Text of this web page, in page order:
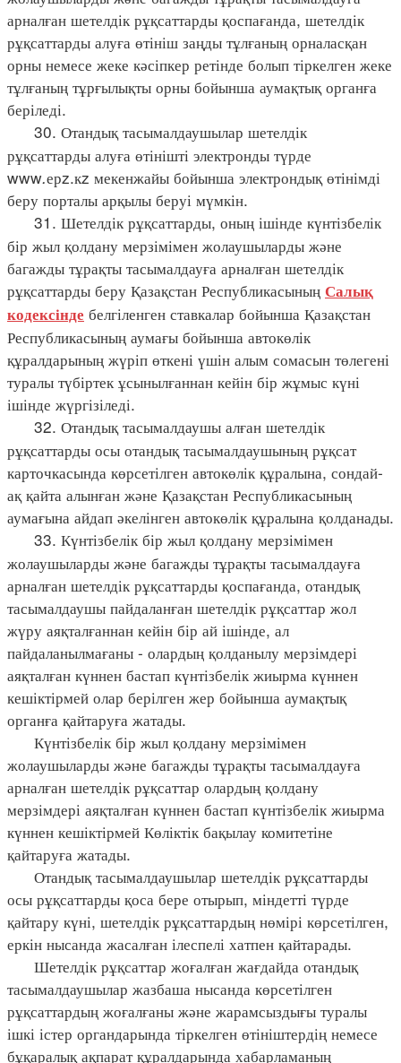
арналған шетелдік рұқсаттарды қоспағанда, шетелдік
рұқсаттарды алуға өтініш заңды тұлғаның орналасқан
орны немесе жеке кәсіпкер ретінде болып тіркелген жеке
тұлғаның тұрғылықты орны бойынша аумақтық органға
беріледі.
30. Отандық тасымалдаушылар шетелдік
рұқсаттарды алуға өтінішті электронды түрде
www.ерz.кz мекенжайы бойынша электрондық өтінімді
беру порталы арқылы беруі мүмкін.
31. Шетелдік рұқсаттарды, оның ішінде күнтізбелік
бір жыл қолдану мерзімімен жолаушыларды және
багажды тұрақты тасымалдауға арналған шетелдік
рұқсаттарды беру Қазақстан Республикасының Салық
кодексінде белгіленген ставкалар бойынша Қазақстан
Республикасының аумағы бойынша автокөлік
құралдарының жүріп өткені үшін алым сомасын төлегені
туралы түбіртек ұсынылғаннан кейін бір жұмыс күні
ішінде жүргізіледі.
32. Отандық тасымалдаушы алған шетелдік
рұқсаттарды осы отандық тасымалдаушының рұқсат
карточкасында көрсетілген автокөлік құралына, сондай-
ақ қайта алынған және Қазақстан Республикасының
аумағына айдап әкелінген автокөлік құралына қолданады.
33. Күнтізбелік бір жыл қолдану мерзімімен
жолаушыларды және багажды тұрақты тасымалдауға
арналған шетелдік рұқсаттарды қоспағанда, отандық
тасымалдаушы пайдаланған шетелдік рұқсаттар жол
жүру аяқталғаннан кейін бір ай ішінде, ал
пайдаланылмағаны - олардың қолданылу мерзімдері
аяқталған күннен бастап күнтізбелік жиырма күннен
кешіктірмей олар берілген жер бойынша аумақтық
органға қайтаруға жатады.
Күнтізбелік бір жыл қолдану мерзімімен
жолаушыларды және багажды тұрақты тасымалдауға
арналған шетелдік рұқсаттар олардың қолдану
мерзімдері аяқталған күннен бастап күнтізбелік жиырма
күннен кешіктірмей Көліктік бақылау комитетіне
қайтаруға жатады.
Отандық тасымалдаушылар шетелдік рұқсаттарды
осы рұқсаттарды қоса бере отырып, міндетті түрде
қайтару күні, шетелдік рұқсаттардың нөмірі көрсетілген,
еркін нысанда жасалған ілеспелі хатпен қайтарады.
Шетелдік рұқсаттар жоғалған жағдайда отандық
тасымалдаушылар жазбаша нысанда көрсетілген
рұқсаттардың жоғалғаны және жарамсыздығы туралы
ішкі істер органдарында тіркелген өтініштердің немесе
бұқаралық ақпарат құралдарында хабарламаның